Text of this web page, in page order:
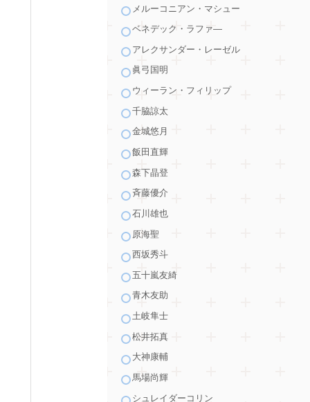
メルーコニアン・マシュー
ベネデック・ラファ―
アレクサンダー・レーゼル
眞弓国明
ウィーラン・フィリップ
千脇諒太
金城悠月
飯田直輝
森下晶登
斉藤優介
石川雄也
原海聖
西坂秀斗
五十嵐友綺
青木友助
土岐隼士
松井拓真
大神康輔
馬場尚輝
シュレイダーコリン